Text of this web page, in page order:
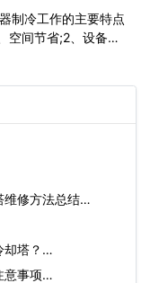
底盘的板之间的界面
在清洁冷却
制冷工作的主要特点
空间节省;2、设备运
维修方法总结…
却塔？…
意事项…